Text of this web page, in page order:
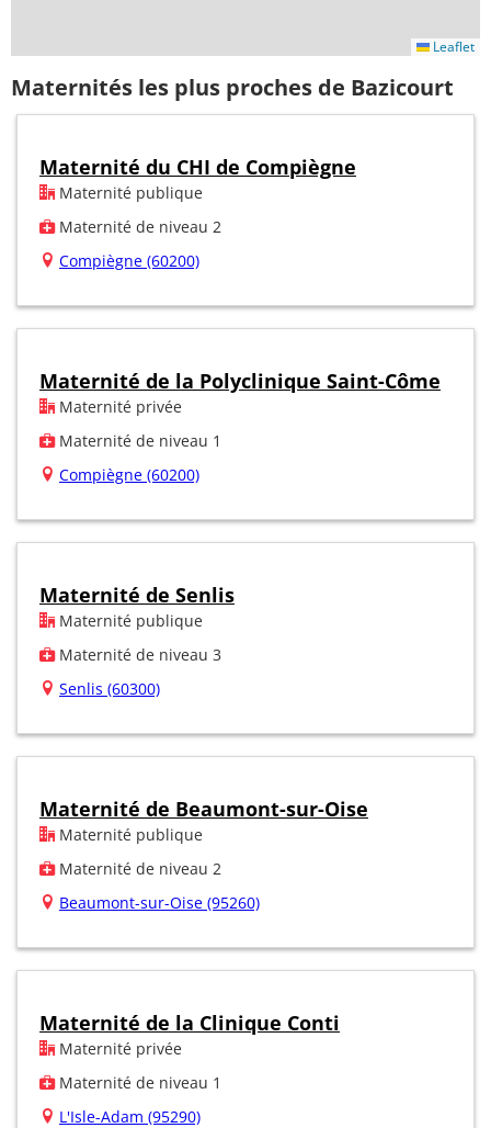
Leaflet
Maternités les plus proches de Bazicourt
Maternité du CHI de Compiègne
Maternité publique
Maternité de niveau 2
Compiègne (60200)
Maternité de la Polyclinique Saint-Côme
Maternité privée
Maternité de niveau 1
Compiègne (60200)
Maternité de Senlis
Maternité publique
Maternité de niveau 3
Senlis (60300)
Maternité de Beaumont-sur-Oise
Maternité publique
Maternité de niveau 2
Beaumont-sur-Oise (95260)
Maternité de la Clinique Conti
Maternité privée
Maternité de niveau 1
L'Isle-Adam (95290)